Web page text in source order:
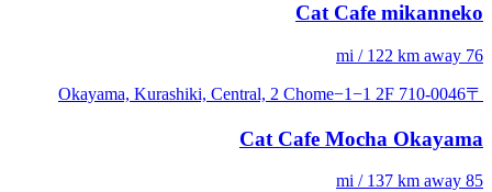
Cat Cafe mikanneko
76 mi / 122 km away
〒710-0046 Okayama, Kurashiki, Central, 2 Chome−1−1 2F
Cat Cafe Mocha Okayama
85 mi / 137 km away